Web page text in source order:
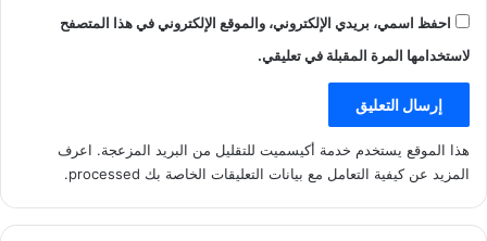
احفظ اسمي، بريدي الإلكتروني، والموقع الإلكتروني في هذا المتصفح
لاستخدامها المرة المقبلة في تعليقي.
هذا الموقع يستخدم خدمة أكيسميت للتقليل من البريد المزعجة. اعرف
المزيد عن كيفية التعامل مع بيانات التعليقات الخاصة بك processed
.